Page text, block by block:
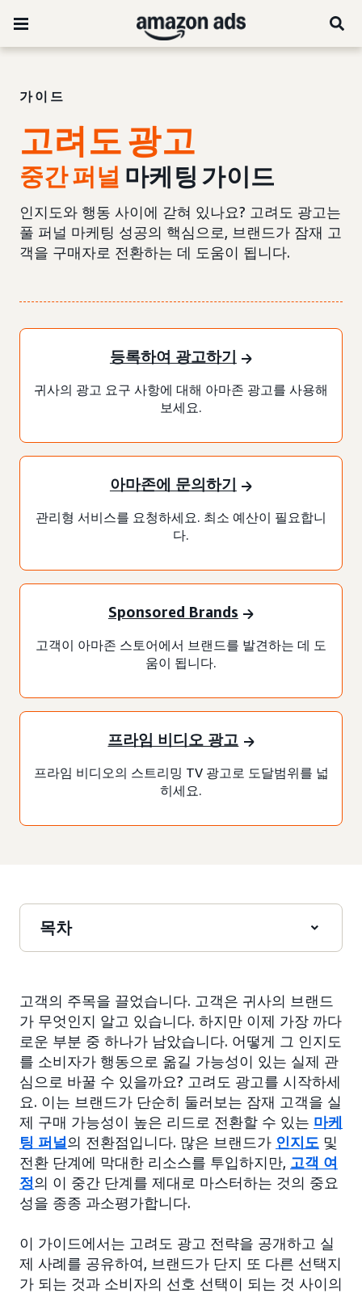
가이드
고려도 광고
중간 퍼널 마케팅 가이드
인지도와 행동 사이에 갇혀 있나요? 고려도 광고는
풀 퍼널 마케팅 성공의 핵심으로, 브랜드가 잠재 고
객을 구매자로 전환하는 데 도움이 됩니다.
등록하여 광고하기
귀사의 광고 요구 사항에 대해 아마존 광고를 사용해
보세요.
아마존에 문의하기
관리형 서비스를 요청하세요. 최소 예산이 필요합니
다.
Sponsored Brands
고객이 아마존 스토어에서 브랜드를 발견하는 데 도
움이 됩니다.
프라임 비디오 광고
프라임 비디오의 스트리밍 TV 광고로 도달범위를 넓
히세요.
목차
고객의 주목을 끌었습니다. 고객은 귀사의 브랜드
가 무엇인지 알고 있습니다. 하지만 이제 가장 까다
로운 부분 중 하나가 남았습니다. 어떻게 그 인지도
를 소비자가 행동으로 옮길 가능성이 있는 실제 관
심으로 바꿀 수 있을까요? 고려도 광고를 시작하세
요. 이는 브랜드가 단순히 둘러보는 잠재 고객을 실
제 구매 가능성이 높은 리드로 전환할 수 있는 마케
팅 퍼널의 전환점입니다. 많은 브랜드가 인지도 및
전환 단계에 막대한 리소스를 투입하지만, 고객 여
정의 이 중간 단계를 제대로 마스터하는 것의 중요
성을 종종 과소평가합니다.
이 가이드에서는 고려도 광고 전략을 공개하고 실
제 사례를 공유하여, 브랜드가 단지 또 다른 선택지
가 되는 것과 소비자의 선호 선택이 되는 것 사이의